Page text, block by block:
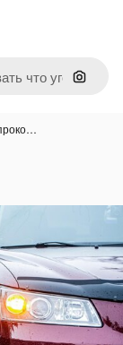
Поиск